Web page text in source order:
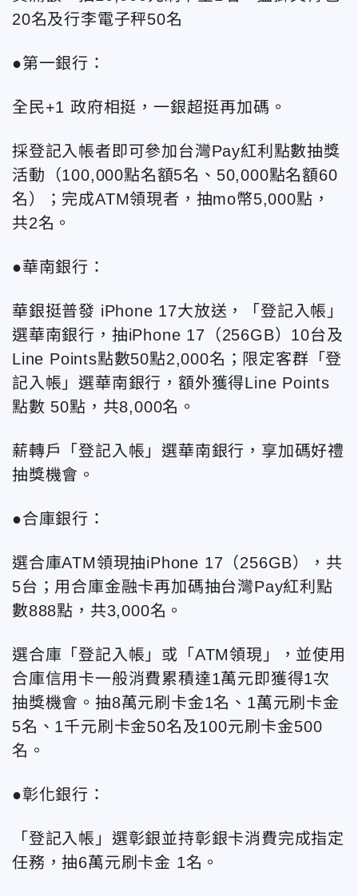
20名及行李電子秤50名
●第一銀行：
全民+1 政府相挺，一銀超挺再加碼。
採登記入帳者即可參加台灣Pay紅利點數抽獎
活動（100,000點名額5名、50,000點名額60
名）；完成ATM領現者，抽mo幣5,000點，
共2名。
●華南銀行：
華銀挺普發 iPhone 17大放送，「登記入帳」
選華南銀行，抽iPhone 17（256GB）10台及
Line Points點數50點2,000名；限定客群「登
記入帳」選華南銀行，額外獲得Line Points
點數 50點，共8,000名。
薪轉戶「登記入帳」選華南銀行，享加碼好禮
抽獎機會。
●合庫銀行：
選合庫ATM領現抽iPhone 17（256GB），共
5台；用合庫金融卡再加碼抽台灣Pay紅利點
數888點，共3,000名。
選合庫「登記入帳」或「ATM領現」，並使用
合庫信用卡一般消費累積達1萬元即獲得1次
抽獎機會。抽8萬元刷卡金1名、1萬元刷卡金
5名、1千元刷卡金50名及100元刷卡金500
名。
●彰化銀行：
「登記入帳」選彰銀並持彰銀卡消費完成指定
任務，抽6萬元刷卡金 1名。